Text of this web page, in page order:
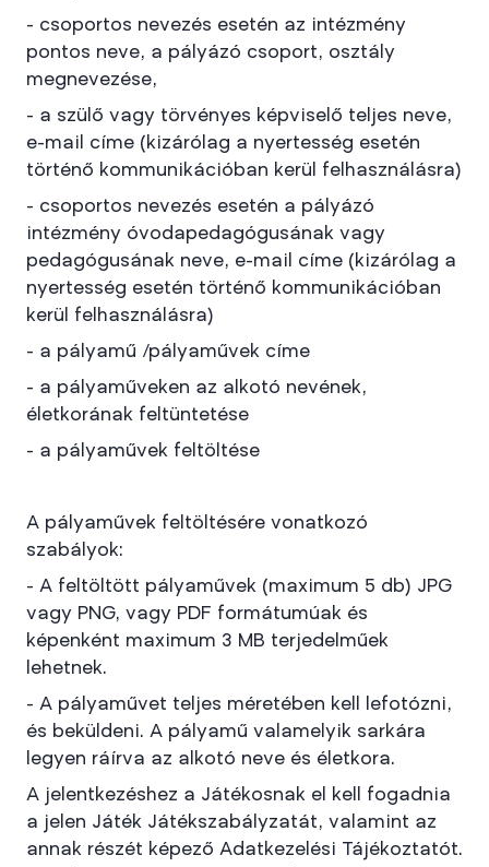
- csoportos nevezés esetén az intézmény
pontos neve, a pályázó csoport, osztály
megnevezése,
- a szülő vagy törvényes képviselő teljes neve,
e-mail címe (kizárólag a nyertesség esetén
történő kommunikációban kerül felhasználásra)
- csoportos nevezés esetén a pályázó
intézmény óvodapedagógusának vagy
pedagógusának neve, e-mail címe (kizárólag a
nyertesség esetén történő kommunikációban
kerül felhasználásra)
- a pályamű /pályaművek címe
- a pályaműveken az alkotó nevének,
életkorának feltüntetése
- a pályaművek feltöltése
A pályaművek feltöltésére vonatkozó
szabályok:
- A feltöltött pályaművek (maximum 5 db) JPG
vagy PNG, vagy PDF formátumúak és
képenként maximum 3 MB terjedelműek
lehetnek.
- A pályaművet teljes méretében kell lefotózni,
és beküldeni. A pályamű valamelyik sarkára
legyen ráírva az alkotó neve és életkora.
A jelentkezéshez a Játékosnak el kell fogadnia
a jelen Játék Játékszabályzatát, valamint az
annak részét képező Adatkezelési Tájékoztatót.